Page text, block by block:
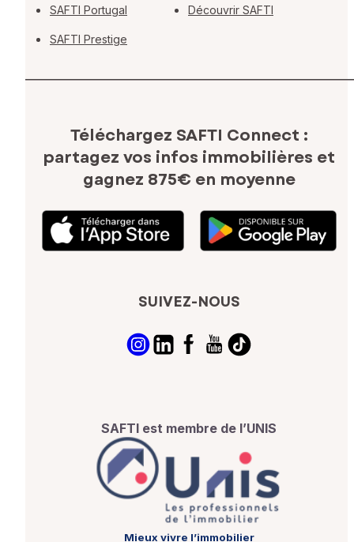
SAFTI Portugal
SAFTI Prestige
Découvrir SAFTI
Téléchargez SAFTI Connect :
partagez vos infos immobilières et
gagnez 875€ en moyenne
SUIVEZ-NOUS
SAFTI est membre de l’UNIS
Mieux vivre l’immobilier